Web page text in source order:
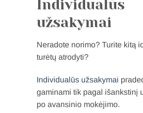
Individualūs
užsakymai
Neradote norimo? Turite kitą
turėtų atrodyti?
Individualūs užsakymai
gaminami tik pagal išankstinį
po avansinio mokėjimo.